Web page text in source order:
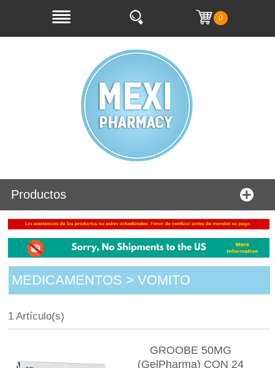
0
Productos
MEDICAMENTOS > VOMITO
1 Artículo(s)
GROOBE 50MG
(GelPharma) CON 24